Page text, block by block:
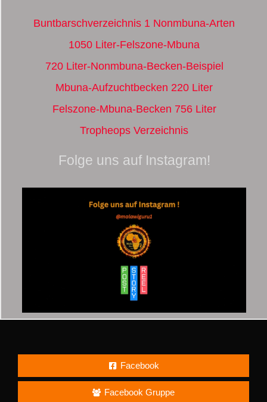
Buntbarschverzeichnis 1 Nonmbuna-Arten
1050 Liter-Felszone-Mbuna
720 Liter-Nonmbuna-Becken-Beispiel
Mbuna-Aufzuchtbecken 220 Liter
Felszone-Mbuna-Becken 756 Liter
Tropheops Verzeichnis
Folge uns auf Instagram!
Facebook
Facebook Gruppe